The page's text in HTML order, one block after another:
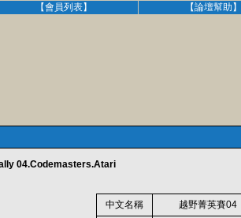
【會員列表】 【論壇幫助】
04.Codemasters.Atari
中文名稱
越野菁英賽04